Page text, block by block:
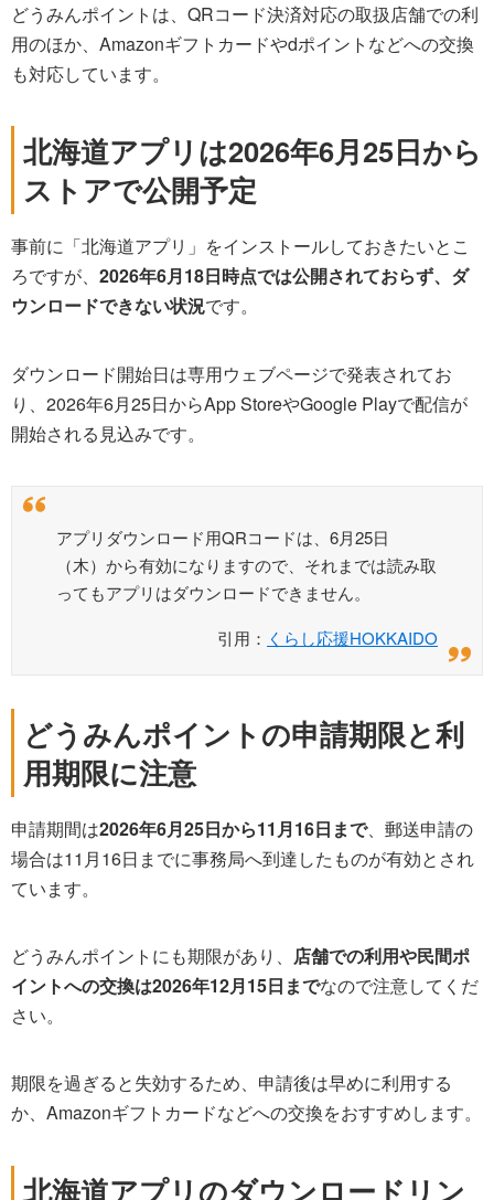
どうみんポイントは、QRコード決済対応の取扱店舗での利
用のほか、Amazonギフトカードやdポイントなどへの交換
も対応しています。
北海道アプリは2026年6月25日から
ストアで公開予定
事前に「北海道アプリ」をインストールしておきたいとこ
ろですが、 2026年6月18日時点では公開されておらず、ダ
ウンロードできない状況です。
ダウンロード開始日は専用ウェブページで発表されてお
り、2026年6月25日からApp StoreやGoogle Playで配信が
開始される見込みです。
アプリダウンロード用QRコードは、6月25日
（木）から有効になりますので、それまでは読み取
ってもアプリはダウンロードできません。
引用： くらし応援HOKKAIDO
どうみんポイントの申請期限と利
用期限に注意
申請期間は2026年6月25日から11月16日まで、郵送申請の
場合は11月16日までに事務局へ到達したものが有効とされ
ています。
どうみんポイントにも期限があり、 店舗での利用や民間ポ
イントへの交換は2026年12月15日までなので注意してくだ
さい。
期限を過ぎると失効するため、申請後は早めに利用する
か、Amazonギフトカードなどへの交換をおすすめします。
北海道アプリのダウンロードリン